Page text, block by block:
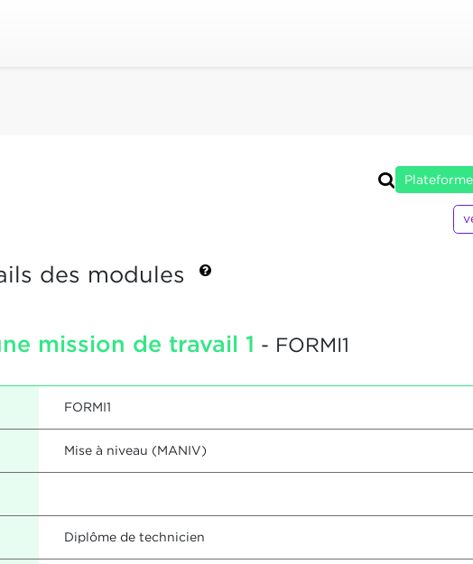
des modules
mission de travail 1 - FORMI1
FORMI1
Mise à niveau (MANIV)
Diplôme de technicien